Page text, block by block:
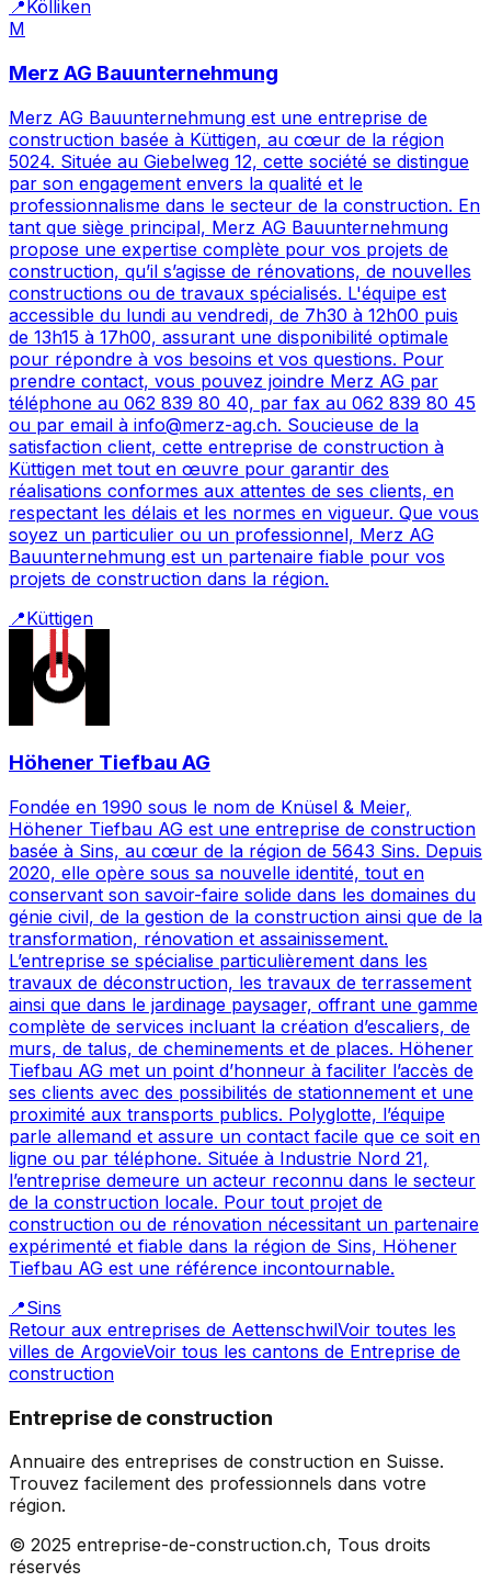
📍Kölliken
M
Merz AG Bauunternehmung
Merz AG Bauunternehmung est une entreprise de
construction basée à Küttigen, au cœur de la région
5024. Située au Giebelweg 12, cette société se distingue
par son engagement envers la qualité et le
professionnalisme dans le secteur de la construction. En
tant que siège principal, Merz AG Bauunternehmung
propose une expertise complète pour vos projets de
construction, qu’il s’agisse de rénovations, de nouvelles
constructions ou de travaux spécialisés. L'équipe est
accessible du lundi au vendredi, de 7h30 à 12h00 puis
de 13h15 à 17h00, assurant une disponibilité optimale
pour répondre à vos besoins et vos questions. Pour
prendre contact, vous pouvez joindre Merz AG par
téléphone au 062 839 80 40, par fax au 062 839 80 45
ou par email à info@merz-ag.ch. Soucieuse de la
satisfaction client, cette entreprise de construction à
Küttigen met tout en œuvre pour garantir des
réalisations conformes aux attentes de ses clients, en
respectant les délais et les normes en vigueur. Que vous
soyez un particulier ou un professionnel, Merz AG
Bauunternehmung est un partenaire fiable pour vos
projets de construction dans la région.
📍Küttigen
Höhener Tiefbau AG
Fondée en 1990 sous le nom de Knüsel & Meier,
Höhener Tiefbau AG est une entreprise de construction
basée à Sins, au cœur de la région de 5643 Sins. Depuis
2020, elle opère sous sa nouvelle identité, tout en
conservant son savoir-faire solide dans les domaines du
génie civil, de la gestion de la construction ainsi que de la
transformation, rénovation et assainissement.
L’entreprise se spécialise particulièrement dans les
travaux de déconstruction, les travaux de terrassement
ainsi que dans le jardinage paysager, offrant une gamme
complète de services incluant la création d’escaliers, de
murs, de talus, de cheminements et de places. Höhener
Tiefbau AG met un point d’honneur à faciliter l’accès de
ses clients avec des possibilités de stationnement et une
proximité aux transports publics. Polyglotte, l’équipe
parle allemand et assure un contact facile que ce soit en
ligne ou par téléphone. Située à Industrie Nord 21,
l’entreprise demeure un acteur reconnu dans le secteur
de la construction locale. Pour tout projet de
construction ou de rénovation nécessitant un partenaire
expérimenté et fiable dans la région de Sins, Höhener
Tiefbau AG est une référence incontournable.
📍Sins
Retour aux entreprises de AettenschwilVoir toutes les
villes de ArgovieVoir tous les cantons de Entreprise de
construction
Entreprise de construction
Annuaire des entreprises de construction en Suisse.
Trouvez facilement des professionnels dans votre
région.
© 2025 entreprise-de-construction.ch, Tous droits
réservés